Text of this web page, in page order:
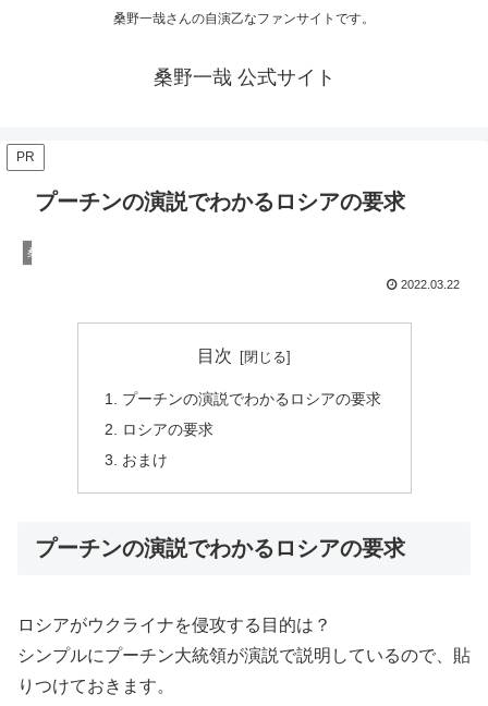
桑野一哉さんの自演乙なファンサイトです。
桑野一哉 公式サイト
PR
プーチンの演説でわかるロシアの要求
桑野一哉の陰謀論
2022.03.22
目次
プーチンの演説でわかるロシアの要求
ロシアの要求
おまけ
プーチンの演説でわかるロシアの要求
ロシアがウクライナを侵攻する目的は？
シンプルにプーチン大統領が演説で説明しているので、貼
りつけておきます。